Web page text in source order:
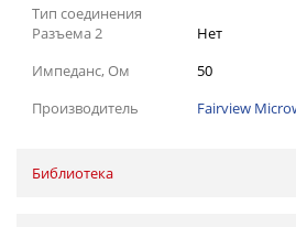
Тип соединения
Разъема 2
Нет
Импеданс, Ом
50
Производитель
Fairview
Библиотека